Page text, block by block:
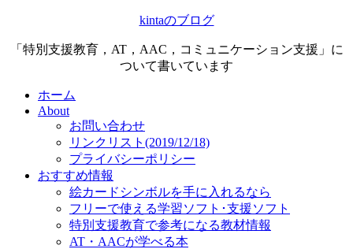
kintaのブログ
「特別支援教育，AT，AAC，コミュニケーション支援」に
ついて書いています
ホーム
About
お問い合わせ
リンクリスト(2019/12/18)
プライバシーポリシー
おすすめ情報
絵カードシンボルを手に入れるなら
フリーで使える学習ソフト･支援ソフト
特別支援教育で参考になる教材情報
AT・AACが学べる本